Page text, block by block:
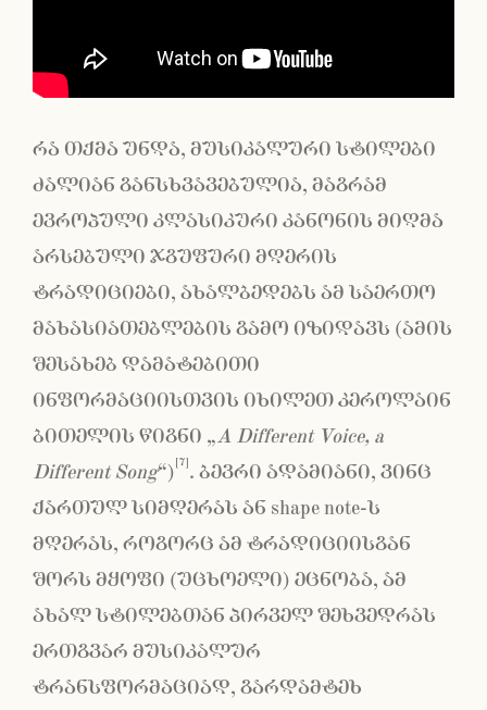
რა თქმა უნდა, მუსიკალური სტილები
ძალიან განსხვავებულია, მაგრამ
ევროპული კლასიკური კანონის მიღმა
არსებული ჯგუფური მღერის
ტრადიციები, ახალბედებს ამ საერთო
მახასიათებლების გამო იზიდავს (ამის
შესახებ დამატებითი
ინფორმაციისთვის იხილეთ კეროლაინ
ბითელის წიგნი „A Different Voice, a
Different Song“)[7]. ბევრი ადამიანი, ვინც
ქართულ სიმღერას ან shape note-ს
მღერას, როგორც ამ ტრადიციისგან
შორს მყოფი (უცხოელი) ეცნობა, ამ
ახალ სტილებთან პირველ შეხვედრას
ერთგვარ მუსიკალურ
ტრანსფორმაციად, გარდამტეხ